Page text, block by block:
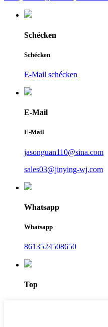
Schécken
Schécken
E-Mail schécken
E-Mail
E-Mail
jasonguan110@sina.com
sales03@jinying-wj.com
Whatsapp
Whatsapp
8613524508650
Top